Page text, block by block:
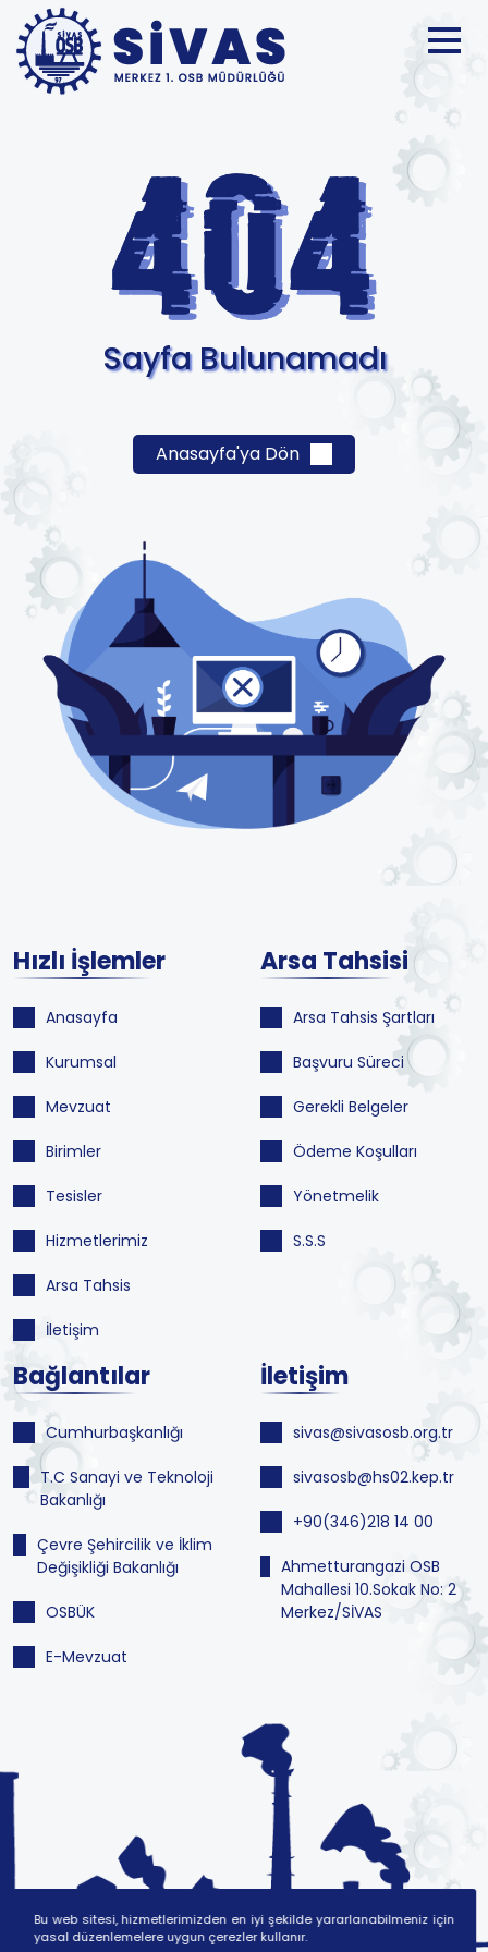
Sayfa Bulunamadı
Anasayfa'ya Dön
Hızlı İşlemler
Anasayfa
Kurumsal
Mevzuat
Birimler
Tesisler
Hizmetlerimiz
Arsa Tahsis
İletişim
Arsa Tahsisi
Arsa Tahsis Şartları
Başvuru Süreci
Gerekli Belgeler
Ödeme Koşulları
Yönetmelik
S.S.S
Bağlantılar
Cumhurbaşkanlığı
T.C Sanayi ve Teknoloji
Bakanlığı
Çevre Şehircilik ve İklim
Değişikliği Bakanlığı
OSBÜK
E-Mevzuat
İletişim
sivas@sivasosb.org.tr
sivasosb@hs02.kep.tr
+90(346)218 14 00
Ahmetturangazi OSB
Mahallesi 10.Sokak No: 2
Merkez/SİVAS
Bu web sitesi, hizmetlerimizden en iyi şekilde yararlanabilmeniz için
yasal düzenlemelere uygun çerezler kullanır.